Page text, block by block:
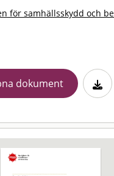
för samhällsskydd och
dokument